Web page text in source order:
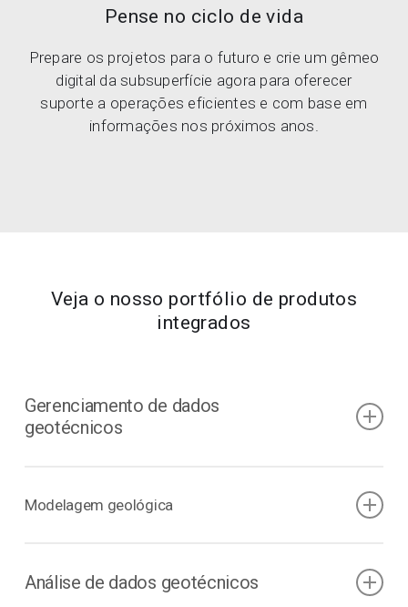
Pense no ciclo de vida
Prepare os projetos para o futuro e crie um gêmeo
digital da subsuperfície agora para oferecer
suporte a operações eficientes e com base em
informações nos próximos anos.
Veja o nosso portfólio de produtos
integrados
Gerenciamento de dados
geotécnicos
O sucesso da construção de um túnel depende
da capacidade de prever o comportamento do
informações geotécnicas com um projeto
Modelagem geológica
Uma abordagem de engenharia geológica em 3D
que une modelagem conceitual e observacional é
Análise de dados geotécnicos